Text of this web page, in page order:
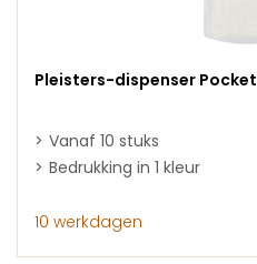
Pleisters-dispenser Pocket
Vanaf 10 stuks
Bedrukking in 1 kleur
10 werkdagen